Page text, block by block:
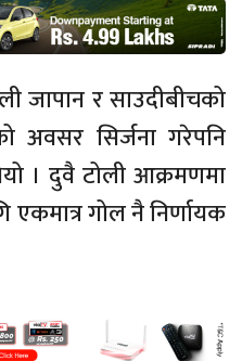
जापान र साउदीबीचको
सिर्जना गरेपनि
। दुवै टोली आक्रमणमा
एकमात्र गोल नै निर्णायक